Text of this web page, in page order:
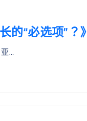
的“必选项”？》
…